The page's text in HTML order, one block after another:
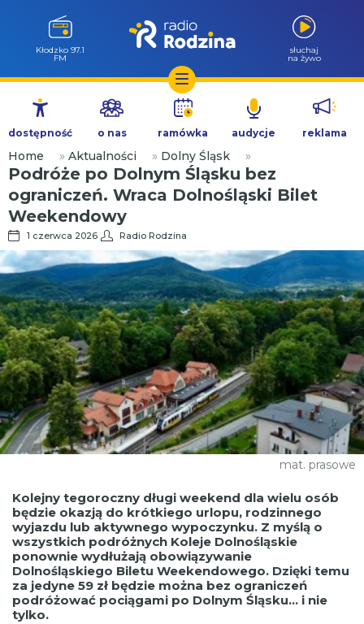
Przejdź
treści
Wołów 99.6
FM
słuchaj
na żywo
dostępność o nas ramówka audycje reklama
Home » Aktualności » Dolny Śląsk »
Podróże po Dolnym Śląsku bez
ograniczeń. Wraca Dolnośląski Bilet
Weekendowy
1 czerwca 2026 Radio Rodzina
mat. prasowe
Kolejny tegoroczny długi weekend dla wielu osób
będzie okazją do krótkiego urlopu, rodzinnego
wyjazdu lub aktywnego wypoczynku. Z myślą o
wszystkich podróżnych Koleje Dolnośląskie
ponownie wydłużają obowiązywanie
Dolnośląskiego Biletu Weekendowego. Dzięki temu
za jedyne 59 zł będzie można bez ograniczeń
podróżować pociągami po Dolnym Śląsku… i nie
tylko.